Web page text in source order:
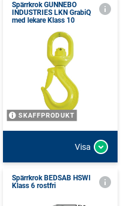
Spärrkrok GUNNEBO
INDUSTRIES LKN GrabiQ
med lekare Klass 10
SKAFFPRODUKT
Visa
Spärrkrok BEDSAB HSWI
Klass 6 rostfri